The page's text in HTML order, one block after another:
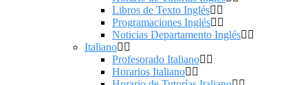
Libros de Texto Inglés
Programaciones Inglés
Noticias Departamento Inglés
Italiano
Profesorado Italiano
Horarios Italiano